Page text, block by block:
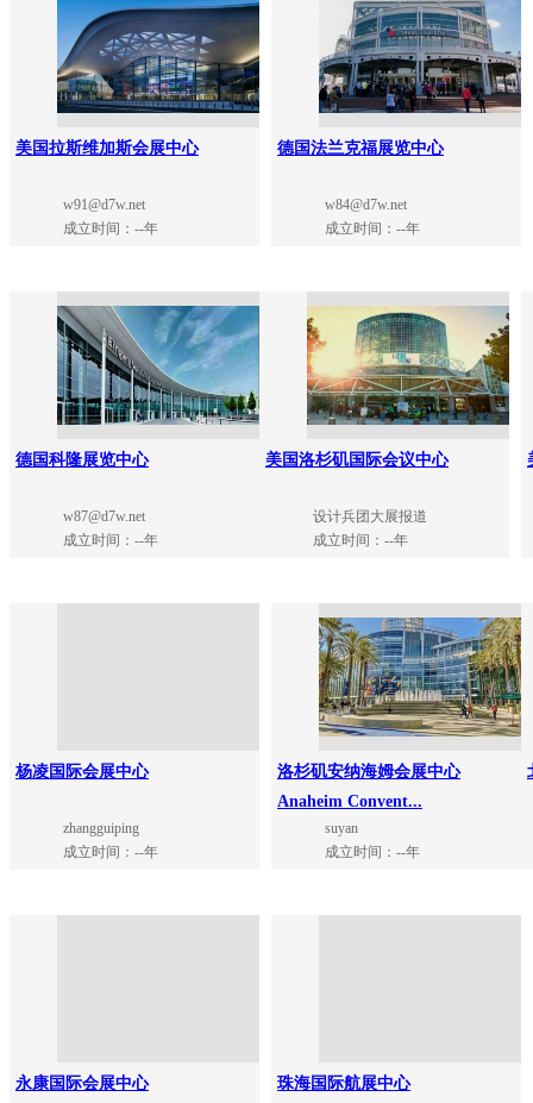
美国拉斯维加斯会展中心
w91@d7w.net
成立时间：--年
德国法兰克福展览中心
w84@d7w.net
成立时间：--年
德国科隆展览中心
w87@d7w.net
成立时间：--年
美国洛杉矶国际会议中心
设计兵团大展报道
成立时间：--年
杨凌国际会展中心
zhangguiping
成立时间：--年
洛杉矶安纳海姆会展中心
Anaheim Convent...
suyan
成立时间：--年
永康国际会展中心 珠海国际航展中心